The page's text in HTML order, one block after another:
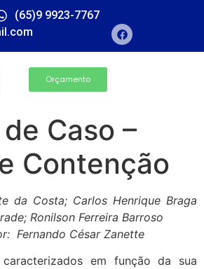
(65)9 9923-7767
Orçamento
Caso –
Contenção
da Costa; Carlos Henrique Braga
Ronilson Ferreira Barroso
Fernando César Zanette
em função da sua